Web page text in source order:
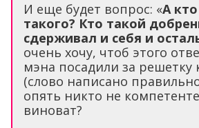
И еще будет вопрос: «А
такого? Кто такой
сдерживал и себя и
очень хочу, чтоб этого
мэна посадили за решетку
(слово написано
опять никто не
виноват?